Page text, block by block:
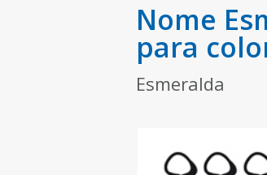
Nome
para
Esmeralda